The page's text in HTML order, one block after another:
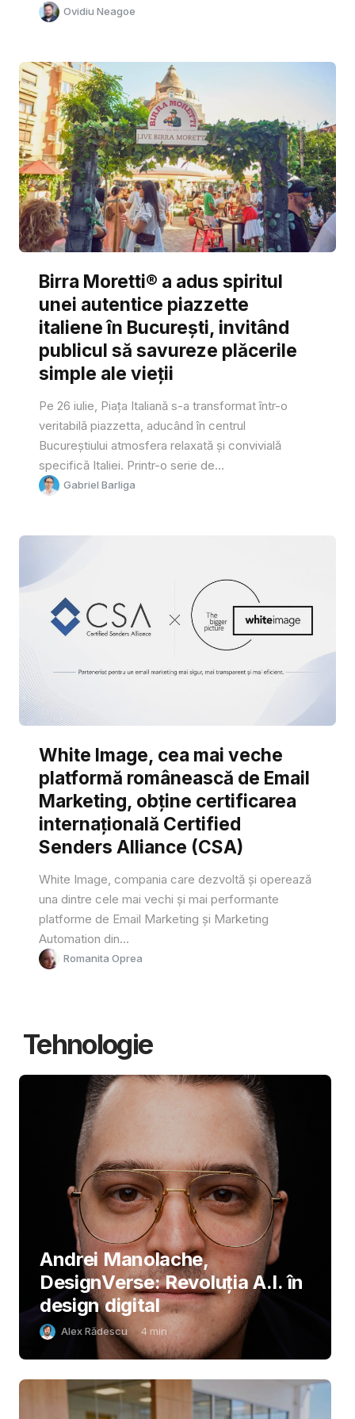
Ovidiu Neagoe
Birra Moretti® a adus spiritul
unei autentice piazzette
italiene în București, invitând
publicul să savureze plăcerile
simple ale vieții
Pe 26 iulie, Piața Italiană s-a transformat într-o
veritabilă piazzetta, aducând în centrul
Bucureștiului atmosfera relaxată și convivială
specifică Italiei. Printr-o serie de...
Gabriel Barliga
White Image, cea mai veche
platformă românească de Email
Marketing, obține certificarea
internațională Certified
Senders Alliance (CSA)
White Image, compania care dezvoltă și operează
una dintre cele mai vechi și mai performante
platforme de Email Marketing și Marketing
Automation din...
Romanita Oprea
Tehnologie
Andrei Manolache,
DesignVerse: Revoluția A.I. în
design digital
Alex Rădescu 4 min